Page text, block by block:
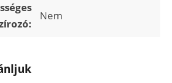
Nem